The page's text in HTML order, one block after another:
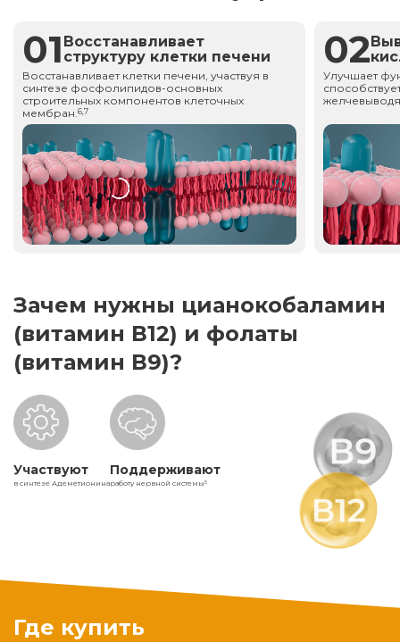
01 Восстанавливает
структуру клетки печени
Восстанавливает клетки печени, участвуя в
синтезе фосфолипидов-основных
строительных компонентов клеточных
мембран.6,7
02
Улучшает
Зачем нужны цианокобаламин
(витамин В12) и фолаты
(витамин В9)?
Участвуют
в синтезе Адеметионина
Поддерживают
работу нервной системы5
Где купить